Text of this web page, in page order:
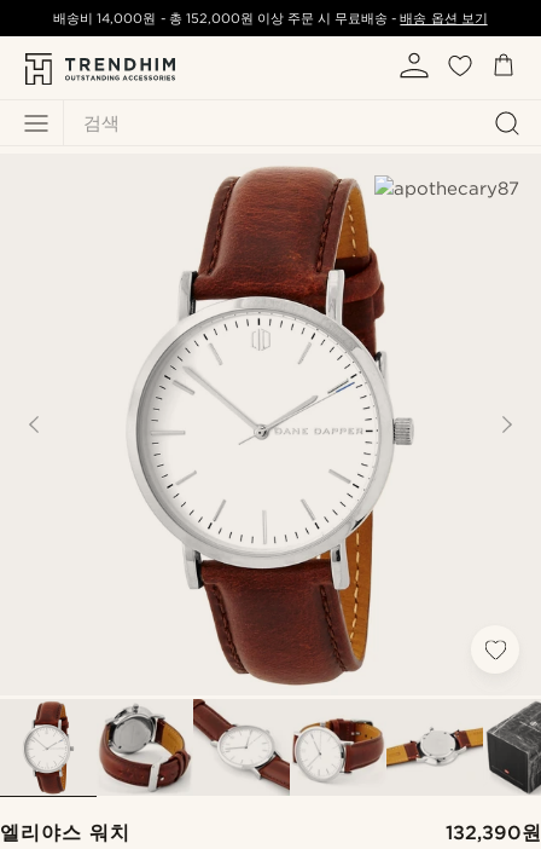
검색
배송비14,000원 - 총 152,000원 이상 주문 시 무료배송 -배송 옵션 보기
엘리야스 워치 132,390원